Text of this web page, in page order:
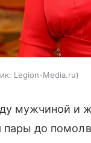
Legion-Media.ru
мужчиной и
до